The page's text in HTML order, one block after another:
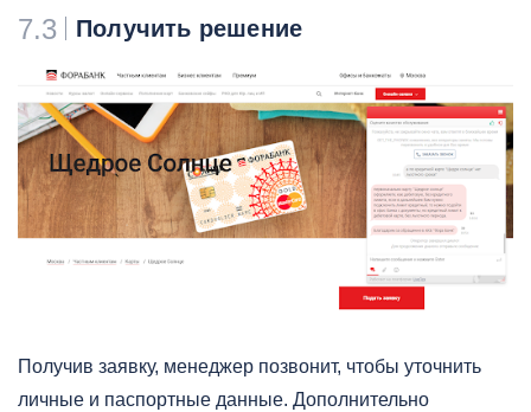
7.3 Получить решение
Получив заявку, менеджер позвонит, чтобы уточнить
личные и паспортные данные. Дополнительно